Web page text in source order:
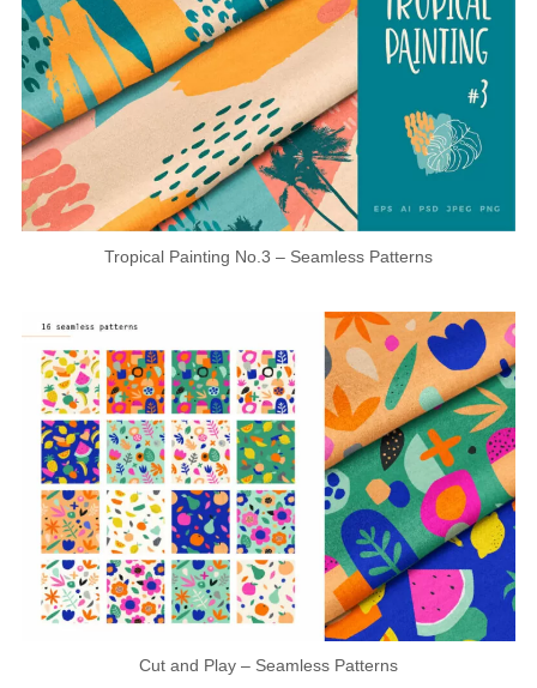
Tropical Painting No.3 – Seamless Patterns
Cut and Play – Seamless Patterns